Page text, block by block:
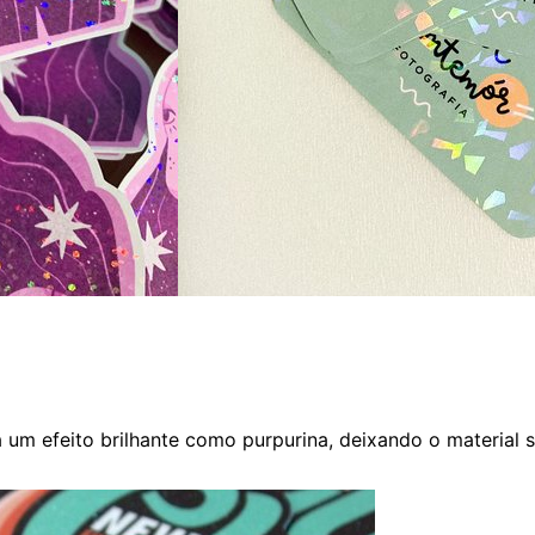
efeito brilhante como purpurina, deixando o material